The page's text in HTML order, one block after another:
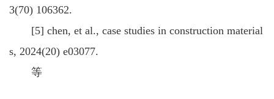
3(70) 106362.
[5] chen, et al., case studies in construction material
s, 2024(20) e03077.
等